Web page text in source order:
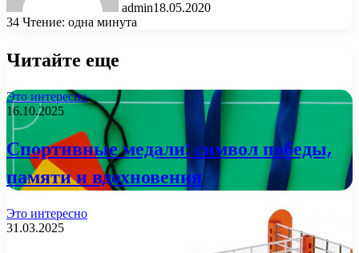
admin18.05.2020
34 Чтение: одна минута
Читайте еще
Это интересно
16.10.2025
Спортивные медали: символ победы,
памяти и вдохновения
Это интересно
31.03.2025